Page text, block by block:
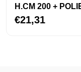
H.CM 200 +
€21,31